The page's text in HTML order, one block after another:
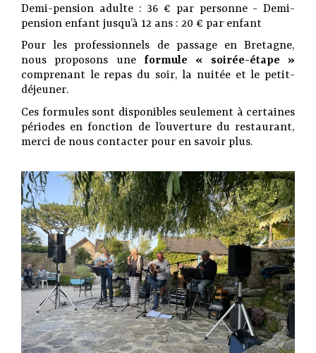
Demi-pension adulte : 36 € par personne - Demi-
pension enfant jusqu’à 12 ans : 20 € par enfant
Pour les professionnels de passage en Bretagne,
nous proposons une formule « soirée-étape »
comprenant le repas du soir, la nuitée et le petit-
déjeuner.
Ces formules sont disponibles seulement à certaines
périodes en fonction de l’ouverture du restaurant,
merci de nous contacter pour en savoir plus.